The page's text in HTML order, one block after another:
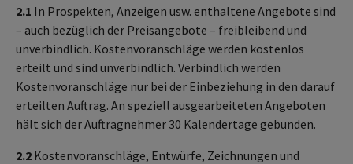
2.1 In Prospekten, Anzeigen usw. enthaltene Angebote sind
– auch bezüglich der Preisangebote – freibleibend und
unverbindlich. Kostenvoranschläge werden kostenlos
erteilt und sind unverbindlich. Verbindlich werden
Kostenvoranschläge nur bei der Einbeziehung in den darauf
erteilten Auftrag. An speziell ausgearbeiteten Angeboten
hält sich der Auftragnehmer 30 Kalendertage gebunden.
2.2 Kostenvoranschläge, Entwürfe, Zeichnungen und